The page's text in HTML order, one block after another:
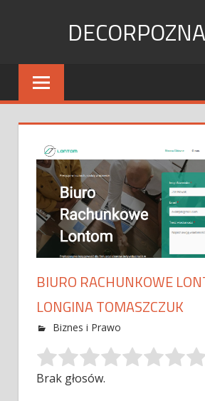
BIURO RACHUNKOWE
LONGINA TOMASZCZUK
Biznes i Prawo
Brak głosów.